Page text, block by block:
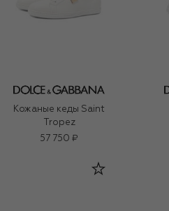
Кожаные кеды Saint
Tropez
57 750 ₽